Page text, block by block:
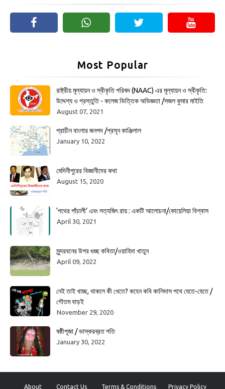
Most Popular
রাষ্ট্রীয় মূল্যায়ন ও স্বীকৃতি পরিষদ (NAAC) এর মূল্যায়ন ও স্বীকৃতি:
উদ্দেশ্য ও প্রস্তুতি - কলেজ ভিত্তিক অভিজ্ঞতা /সজল কুমার মাইতি
August 07, 2021
প্রাচীন বাংলার জনপদ /প্রসূন কাঞ্জিলাল
January 10, 2022
মেদিনীপুরের বিজ্ঞানীদের কথা
August 15, 2020
‘পথের পাঁচালী’ এবং সত্যজিৎ রায় : একটি আলোচনা/কোয়েলিয়া বিশ্বাস
April 30, 2021
সুন্দরবনের উপর গুচ্ছ কবিতা/ওয়াহিদা খাতুন
April 09, 2022
নেই তাই খাচ্ছ, থাকলে কী খেতে? কহেন কবি কালিদাস পথে যেতে-যেতে /
গৌতম বাড়ই
November 29, 2020
ষষ্ঠীপূজা / ভাস্করব্রত পতি
January 30, 2022
About Contact Us Terms & Conditions Privacy Policy